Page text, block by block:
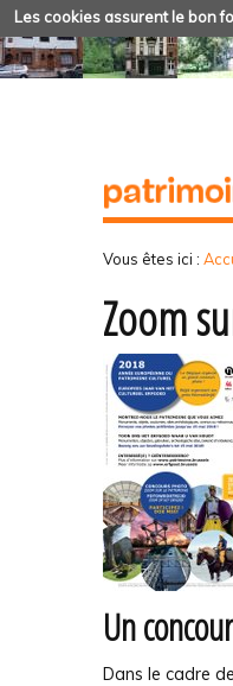
Les cookies assurent le bon
Vous êtes ici :
Zoom
Un
Dans le cadre